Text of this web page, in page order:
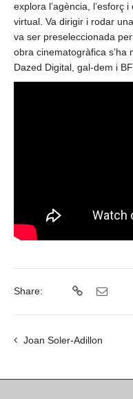
explora l’agència, l’esforç
virtual. Va dirigir i rodar
va ser preseleccionada
obra cinematogràfica s’ha
Dazed Digital, gal-dem i
Share:
Joan Soler-Adillon